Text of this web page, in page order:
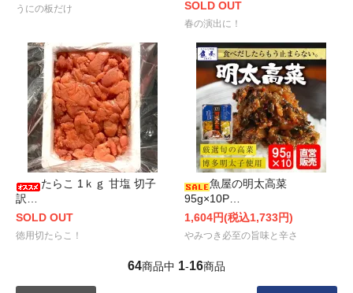
うにの板だけ
SOLD OUT
春の演出に！
たらこ 1ｋｇ 甘塩 切子
訳…
SOLD OUT
徳用切たらこ！
魚屋の明太高菜
95g×10P…
1,604円(税込1,733円)
やみつき必至の旨味と辛さ
64商品中 1-16商品